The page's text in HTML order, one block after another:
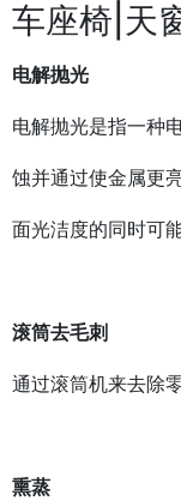
车座椅|天
电解抛光
电解抛光是指一种
蚀并通过使金属更
面光洁度的同时可
滚筒去毛刺
通过滚筒机来去除
熏蒸